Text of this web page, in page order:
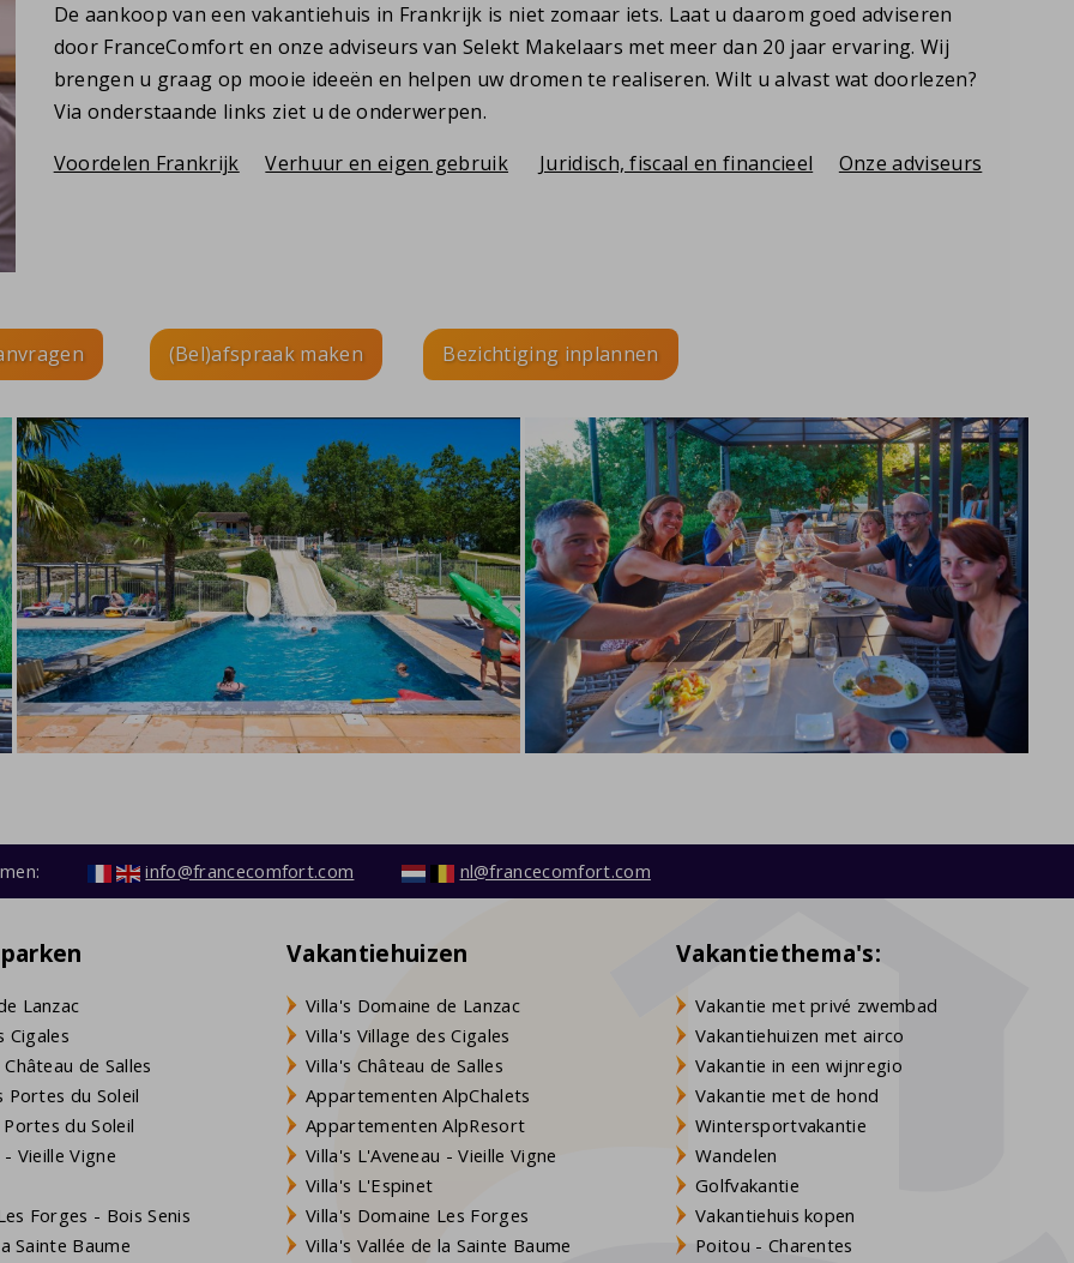
De aankoop van een vakantiehuis in Frankrijk is niet zomaar iets. Laat u daarom goed adviseren
door FranceComfort en onze adviseurs van Selekt Makelaars met meer dan 20 jaar ervaring. Wij
brengen u graag op mooie ideeën en helpen uw dromen te realiseren. Wilt u alvast wat doorlezen?
Via onderstaande links ziet u de onderwerpen.
Voordelen Frankrijk
Verhuur en eigen gebruik Juridisch, fiscaal en financieel Onze adviseurs
(Bel)afspraak maken Bezichtiging inplannen
info@francecomfort.com nl@francecomfort.com
Lanzac
Cigales
de Salles
Portes du Soleil
du Soleil
Vieille Vigne
Forges - Bois Senis
Sainte Baume
Vakantiehuizen
Villa's Domaine de Lanzac
Villa's Village des Cigales
Villa's Château de Salles
Appartementen AlpChalets
Appartementen AlpResort
Villa's L'Aveneau - Vieille Vigne
Villa's L'Espinet
Villa's Domaine Les Forges
Villa's Vallée de la Sainte Baume
Vakantiethema's:
Vakantie met privé zwembad
Vakantiehuizen met airco
Vakantie in een wijnregio
Vakantie met de hond
Wintersportvakantie
Wandelen
Golfvakantie
Vakantiehuis kopen
Poitou - Charentes